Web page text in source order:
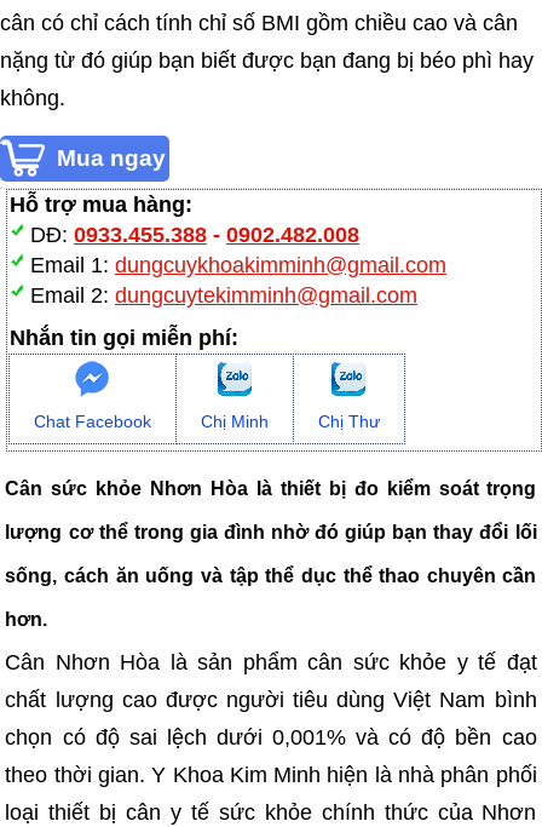
cân có chỉ cách tính chỉ số BMI gồm chiều cao và cân
nặng từ đó giúp bạn biết được bạn đang bị béo phì hay
không.
Hỗ trợ mua hàng:
DĐ: 0933.455.388- 0902.482.008
Email 1: dungcuykhoakimminh@gmail.com
Email 2: dungcuytekimminh@gmail.com
Nhắn tin gọi miễn phí:
Chat Facebook Chị Minh Chị Thư
Cân sức khỏe Nhơn Hòa là thiết bị đo kiểm soát trọng
lượng cơ thể trong gia đình nhờ đó giúp bạn thay đổi lối
sống, cách ăn uống và tập thể dục thể thao chuyên cần
hơn.
Cân Nhơn Hòa là sản phẩm cân sức khỏe y tế đạt
chất lượng cao được người tiêu dùng Việt Nam bình
chọn có độ sai lệch dưới 0,001% và có độ bền cao
theo thời gian. Y Khoa Kim Minh hiện là nhà phân phối
loại thiết bị cân y tế sức khỏe chính thức của Nhơn